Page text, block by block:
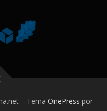
– Tema OnePress por